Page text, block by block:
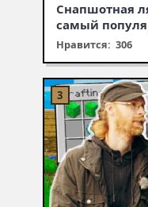
Снапшотная
самый
Нравится: 306